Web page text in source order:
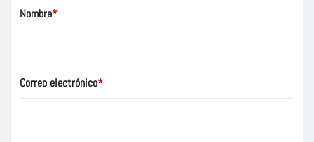
Nombre*
Correo electrónico*